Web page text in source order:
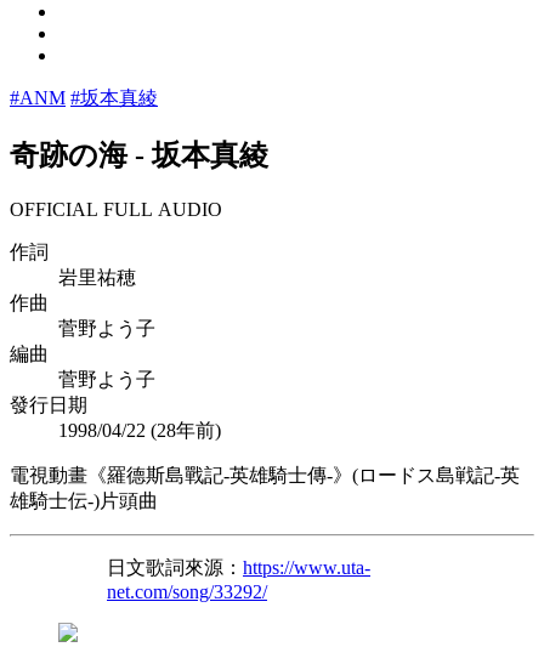
#ANM #坂本真綾
奇跡の海-坂本真綾
OFFICIAL FULL AUDIO
作詞
岩里祐穂
作曲
菅野よう子
編曲
菅野よう子
發行日期
1998/04/22 (28年前)
電視動畫《羅德斯島戰記-英雄騎士傳-》(ロードス島戦記-英
雄騎士伝-)片頭曲
日文歌詞來源： https://www.uta-
net.com/song/33292/